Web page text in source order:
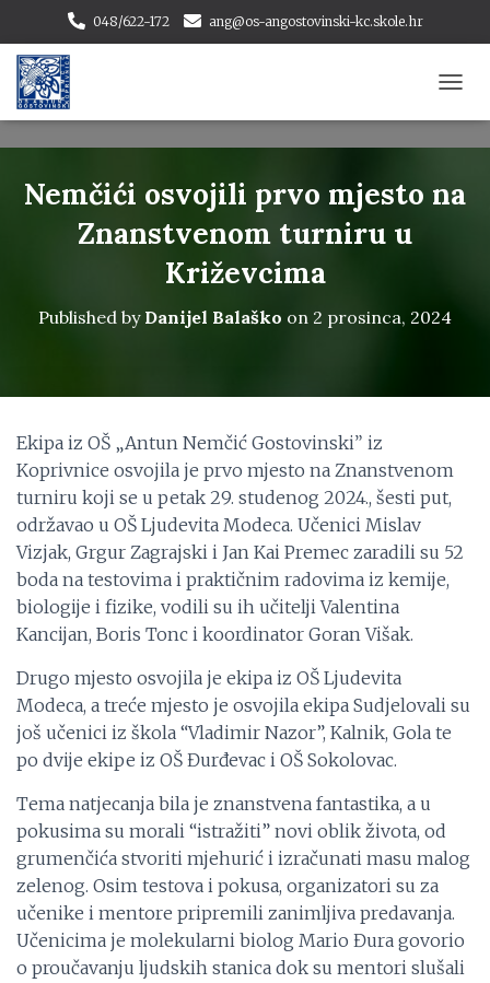
048/622-172 ang@os-angostovinski-kc.skole.hr
O
E
A
Nemčići osvojili prvo mjesto na
Znanstvenom turniru u
Križevcima
Published by Danijel Balaško on 2 prosinca, 2024
Ekipa iz OŠ „Antun Nemčić Gostovinskiˮ iz
Koprivnice osvojila je prvo mjesto na Znanstvenom
turniru koji se u petak 29. studenog 2024., šesti put,
održavao u OŠ Ljudevita Modeca. Učenici Mislav
Vizjak, Grgur Zagrajski i Jan Kai Premec zaradili su 52
boda na testovima i praktičnim radovima iz kemije,
biologije i fizike, vodili su ih učitelji Valentina
Kancijan, Boris Tonc i koordinator Goran Višak.
Drugo mjesto osvojila je ekipa iz OŠ Ljudevita
Modeca, a treće mjesto je osvojila ekipa Sudjelovali su
još učenici iz škola “Vladimir Nazor”, Kalnik, Gola te
po dvije ekipe iz OŠ Đurđevac i OŠ Sokolovac.
Tema natjecanja bila je znanstvena fantastika, a u
pokusima su morali “istražiti” novi oblik života, od
grumenčića stvoriti mjehurić i izračunati masu malog
zelenog. Osim testova i pokusa, organizatori su za
učenike i mentore pripremili zanimljiva predavanja.
Učenicima je molekularni biolog Mario Đura govorio
o proučavanju ljudskih stanica dok su mentori slušali